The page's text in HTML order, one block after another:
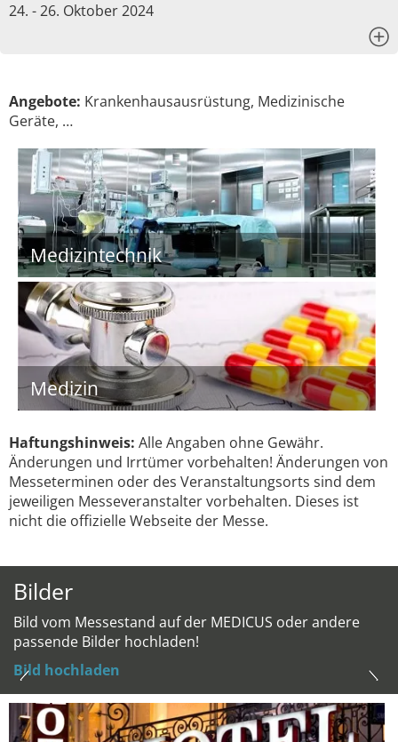
24. - 26. Oktober 2024
Angebote: Krankenhausausrüstung, Medizinische
Geräte, …
Medizintechnik
Medizin
Haftungshinweis: Alle Angaben ohne Gewähr.
Änderungen und Irrtümer vorbehalten! Änderungen von
Messeterminen oder des Veranstaltungsorts sind dem
jeweiligen Messeveranstalter vorbehalten. Dieses ist
nicht die offizielle Webseite der Messe.
Bilder
Bild vom Messestand auf der MEDICUS oder andere
passende Bilder hochladen!
Bild hochladen